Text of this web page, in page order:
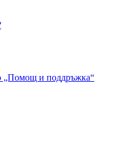
„Помощ и поддръжка“